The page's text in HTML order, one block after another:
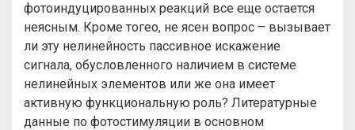
фотоиндуцированных реакций все еще остается
неясным. Кроме тогео, не ясен вопрос – вызывает
ли эту нелинейность пассивное искажение
сигнала, обусловленного наличием в системе
нелинейных элементов или же она имеет
активную функциональную роль? Литературные
данные по фотостимуляции в основном